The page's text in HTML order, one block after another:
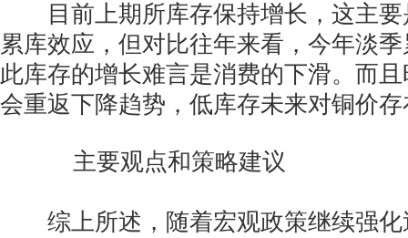
目前上期所库存保持增长，这主要
累库效应，但对比往年来看，今年淡
此库存的增长难言是消费的下滑。而
会重返下降趋势，低库存未来对铜价
主要观点和策略建议
综上所述，随着宏观政策继续强化